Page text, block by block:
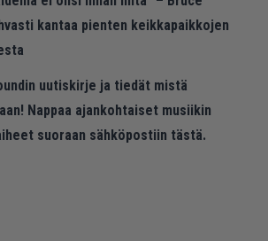
kantaa pienten keikkapaikkojen
uutiskirje ja tiedät mistä
Nappaa ajankohtaiset musiikin
suoraan sähköpostiin tästä.